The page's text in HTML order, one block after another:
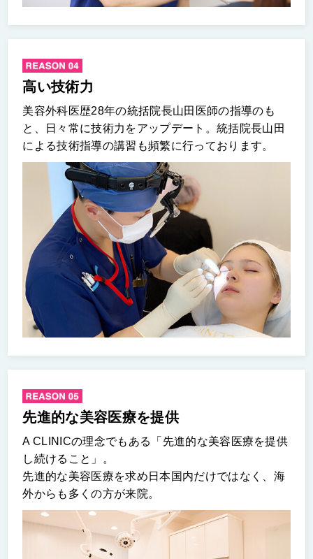
高い技術力
美容外科医歴28年の統括院長山田医師の指導のも
と、日々常に技術力をアップデート。統括院長山田
による技術指導の講習も頻繁に行っております。
先進的な美容医療を提供
A CLINICの理念でもある「先進的な美容医療を提供
し続けること」。
先進的な美容医療を求め日本国内だけではなく、海
外からも多くの方が来院。